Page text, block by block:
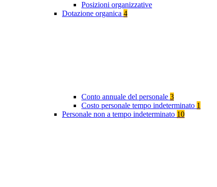
Posizioni organizzative
Dotazione organica 4
Conto annuale del personale 3
Costo personale tempo indeterminato 1
Personale non a tempo indeterminato 10